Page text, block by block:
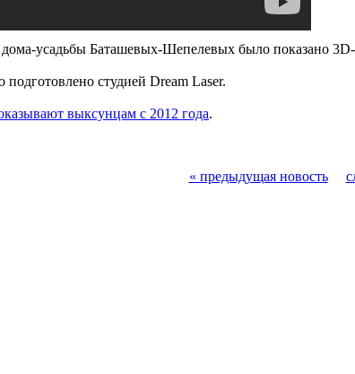
усадьбы Баташевых-Шепелевых было показано
студией Dream Laser.
выксунцам с 2012 года.
« предыдущая новость